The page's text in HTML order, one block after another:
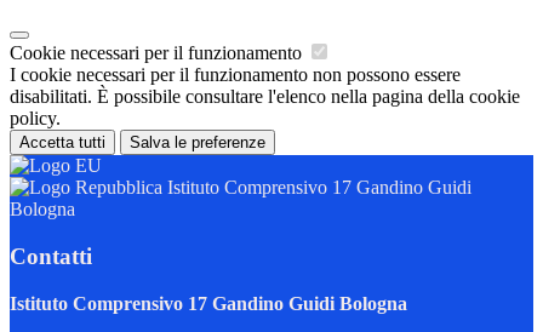
Cookie necessari per il funzionamento
I cookie necessari per il funzionamento non possono essere
disabilitati. È possibile consultare l'elenco nella pagina della cookie
policy.
Accetta tutti Salva le preferenze
Istituto Comprensivo 17 Gandino Guidi
Bologna
Contatti
Istituto Comprensivo 17 Gandino Guidi Bologna